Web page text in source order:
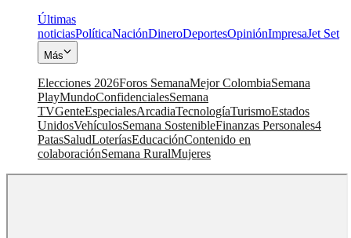
Últimas
noticiasPolíticaNaciónDineroDeportesOpiniónImpresaJet Set
Más
Elecciones 2026Foros SemanaMejor ColombiaSemana
PlayMundoConfidencialesSemana
TVGenteEspecialesArcadiaTecnologíaTurismoEstados
UnidosVehículosSemana SostenibleFinanzas Personales4
PatasSaludLoteríasEducaciónContenido en
colaboraciónSemana RuralMujeres